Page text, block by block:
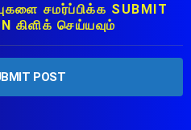
சமர்ப்பிக்க SUBMIT
கிளிக் செய்யவும்
POST